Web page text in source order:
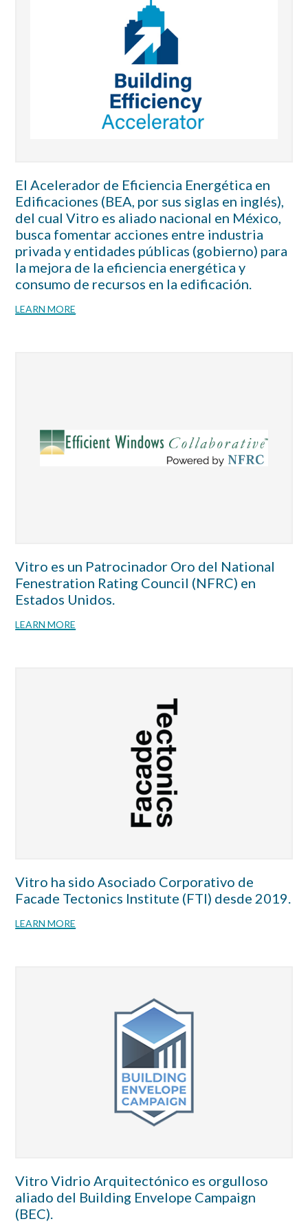
El Acelerador de Eficiencia Energética en
Edificaciones (BEA, por sus siglas en inglés),
del cual Vitro es aliado nacional en México,
busca fomentar acciones entre industria
privada y entidades públicas (gobierno) para
la mejora de la eficiencia energética y
consumo de recursos en la edificación.
LEARN MORE
Vitro es un Patrocinador Oro del National
Fenestration Rating Council (NFRC) en
Estados Unidos.
LEARN MORE
Vitro ha sido Asociado Corporativo de
Facade Tectonics Institute (FTI) desde 2019.
LEARN MORE
Vitro Vidrio Arquitectónico es orgulloso
aliado del Building Envelope Campaign
(BEC).